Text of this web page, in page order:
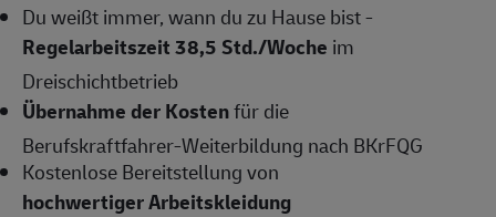
Du weißt immer, wann du zu Hause bist -
Regelarbeitszeit 38,5 Std./Woche im
Dreischichtbetrieb
Übernahme der Kostenfür die
Berufskraftfahrer-Weiterbildung nach BKrFQG
Kostenlose Bereitstellung von
hochwertiger Arbeitskleidung